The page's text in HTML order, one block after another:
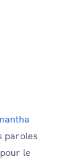
paroles
le